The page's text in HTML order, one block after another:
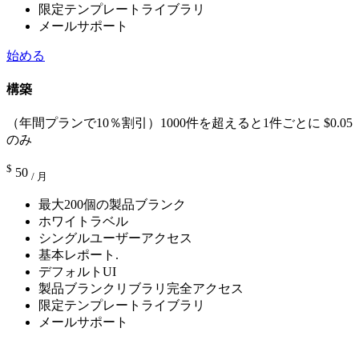
限定テンプレートライブラリ
メールサポート
始める
構築
（年間プランで10％割引）1000件を超えると1件ごとに $0.05
のみ
$ 50 / 月
最大200個の製品ブランク
ホワイトラベル
シングルユーザーアクセス
基本レポート.
デフォルトUI
製品ブランクリブラリ完全アクセス
限定テンプレートライブラリ
メールサポート